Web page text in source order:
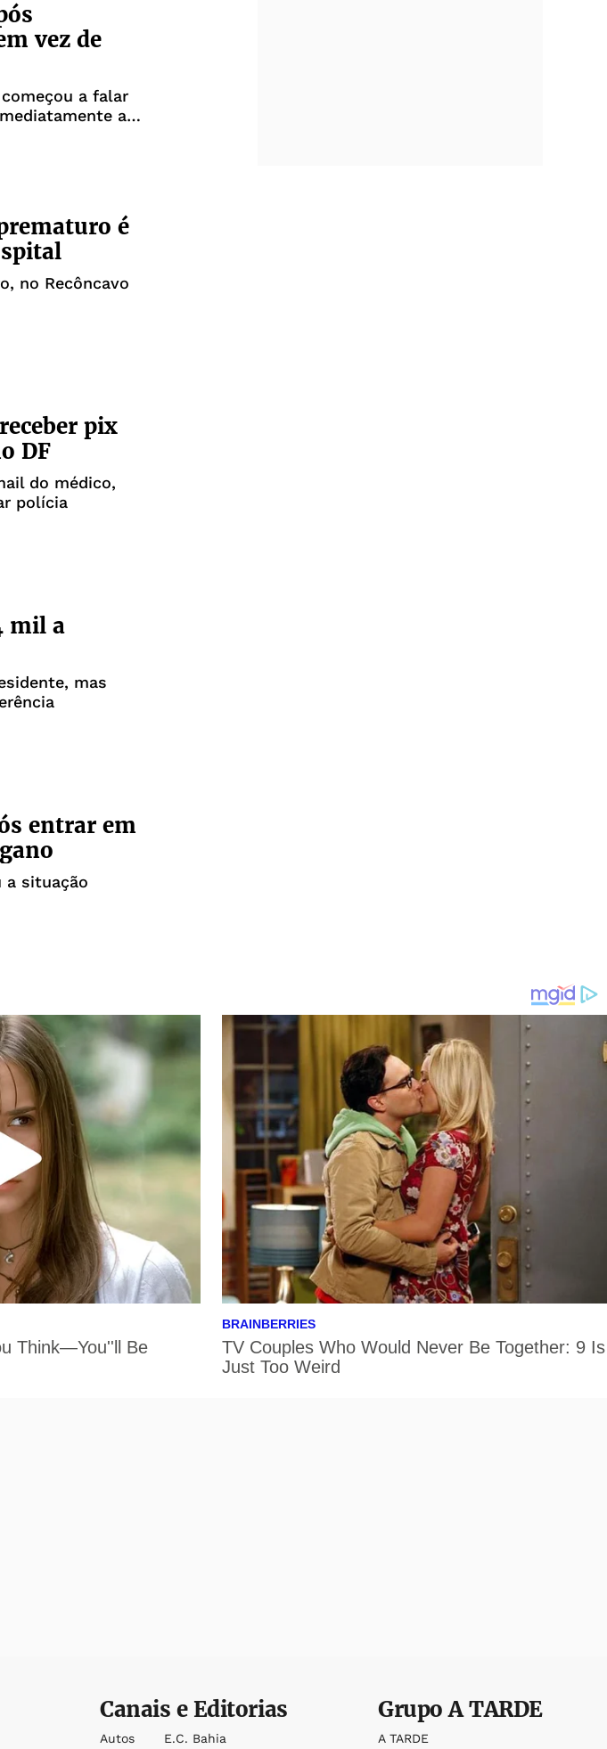
vez de
a falar
ao
é
no Recôncavo
pix
DF
do médico,
polícia
mil a
mas
entrar em
a situação
Canais e Editorias
Autos E.c. Bahia
GrupoA TARDE
A TARDE